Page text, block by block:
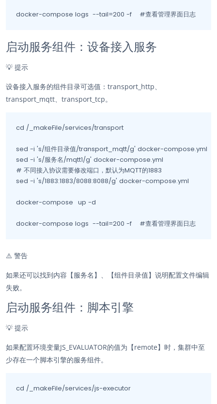
docker-compose logs  --tail=200 -f    #查看管理界面日志
启动服务组件：设备接入服务
💡 提示
设备接入服务的组件目录可选值：transport_http、
transport_mqtt、transport_tcp。
cd /_makeFile/services/transport
sed -i 's/组件目录值/transport_mqtt/g' docker-compose.yml
sed -i 's/服务名/mqtt1/g' docker-compose.yml
# 不同接入协议需要修改端口，默认为MQTT的1883
sed -i 's/1883:1883/8088:8088/g' docker-compose.yml
docker-compose	up -d
docker-compose logs  --tail=200 -f    #查看管理界面日志
⚠️ 警告
如果还可以找到内容【服务名】、【组件目录值】说明配置文件编辑
失败。
启动服务组件：脚本引擎
💡 提示
如果配置环境变量JS_EVALUATOR的值为【remote】时，集群中至
少存在一个脚本引擎的服务组件。
cd /_makeFile/services/js-executor